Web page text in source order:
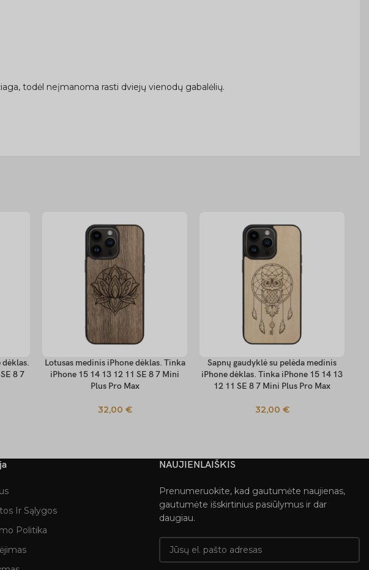
todėl neįmanoma rasti dviejų vienodų gabalėlių.
dėklas.
8 7
PASIRINKTI SAVYBES
Lotusas medinis iPhone dėklas. Tinka
iPhone 15 14 13 12 11 SE 8 7 Mini
Plus Pro Max
32,00 €
PASIRINKTI SAVYBES
Sapnų gaudyklė su pelėda medinis
iPhone dėklas. Tinka iPhone 15 14 13
12 11 SE 8 7 Mini Plus Pro Max
32,00 €
Ir Sąlygos
Politika
NAUJIENLAIŠKIS
Prenumeruokite, kad gautumėte naujienas,
gautumėte išskirtinius pasiūlymus ir dar
daugiau.